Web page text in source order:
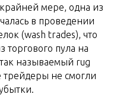
мере, одна из
в проведении
(wash trades), что
торгового пула на
называемый rug
трейдеры не смогли